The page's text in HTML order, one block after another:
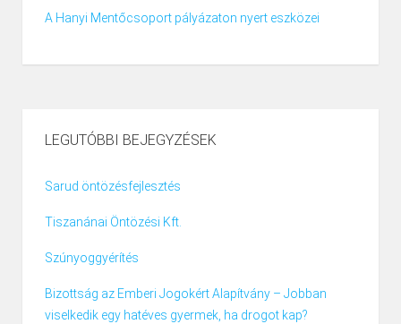
A Hanyi Mentőcsoport pályázaton nyert eszközei
LEGUTÓBBI BEJEGYZÉSEK
Sarud öntözésfejlesztés
Tiszanánai Öntözési Kft.
Szúnyoggyérítés
Bizottság az Emberi Jogokért Alapítvány – Jobban
viselkedik egy hatéves gyermek, ha drogot kap?